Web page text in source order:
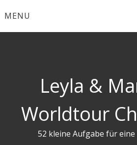
toMENU
Leyla &
Worldtour
52 kleine Aufgabe für